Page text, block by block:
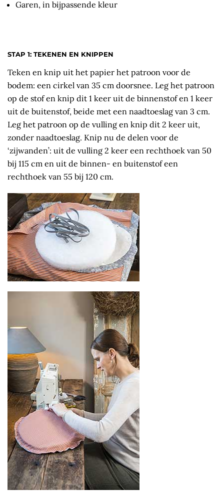
Garen, in bijpassende kleur
STAP 1: TEKENEN EN KNIPPEN
Teken en knip uit het papier het patroon voor de
bodem: een cirkel van 35 cm doorsnee. Leg het patroon
op de stof en knip dit 1 keer uit de binnenstof en 1 keer
uit de buitenstof, beide met een naadtoeslag van 3 cm.
Leg het patroon op de vulling en knip dit 2 keer uit,
zonder naadtoeslag. Knip nu de delen voor de
‘zijwanden’: uit de vulling 2 keer een rechthoek van 50
bij 115 cm en uit de binnen- en buitenstof een
rechthoek van 55 bij 120 cm.